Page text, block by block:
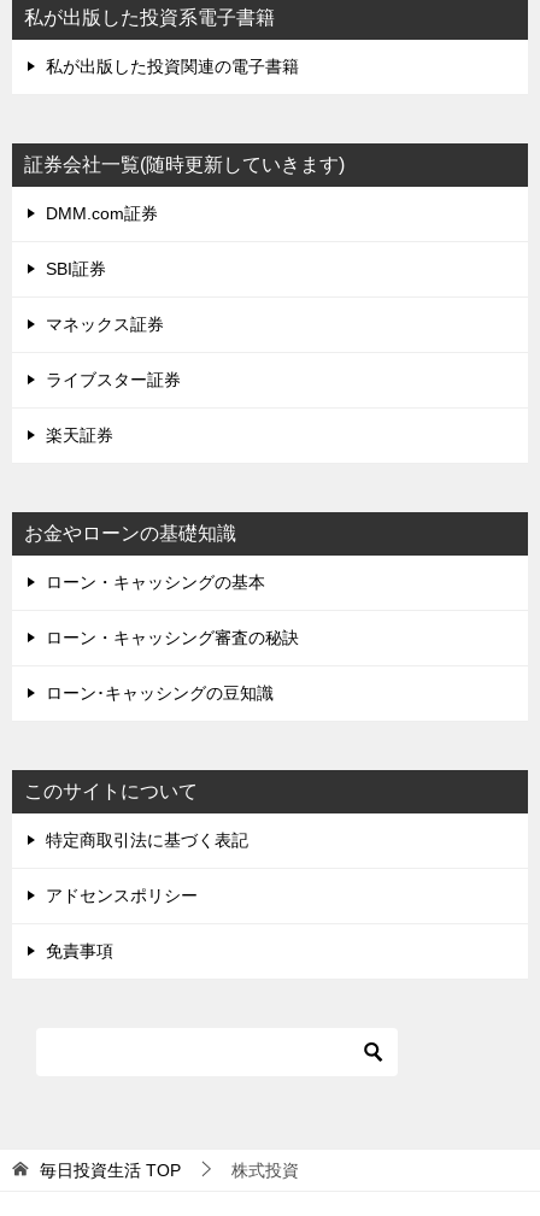
私が出版した投資系電子書籍
私が出版した投資関連の電子書籍
証券会社一覧(随時更新していきます)
DMM.com証券
SBI証券
マネックス証券
ライブスター証券
楽天証券
お金やローンの基礎知識
ローン・キャッシングの基本
ローン・キャッシング審査の秘訣
ローン･キャッシングの豆知識
このサイトについて
特定商取引法に基づく表記
アドセンスポリシー
免責事項
毎日投資生活 TOP 株式投資